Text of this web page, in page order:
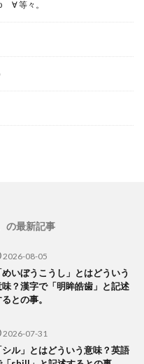
∀ 等々。
の最新記事
2026-08-05
めいぼうこうし」とはどういう
味？漢字で「明眸皓歯」と記述
との事。
2026-07-31
シル」とはどういう意味？英語